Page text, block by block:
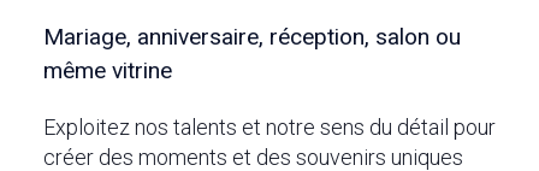
Mariage, anniversaire, réception, salon ou
même vitrine
Exploitez nos talents et notre sens du détail pour
créer des moments et des souvenirs uniques